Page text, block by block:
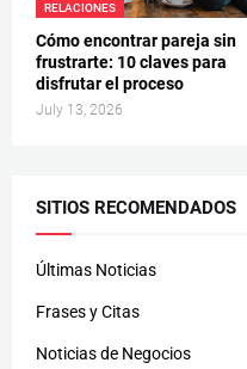
RELACIONES
Cómo encontrar pareja sin
frustrarte: 10 claves para
disfrutar el proceso
July 13, 2026
SITIOS RECOMENDADOS
Últimas Noticias
Frases y Citas
Noticias de Negocios